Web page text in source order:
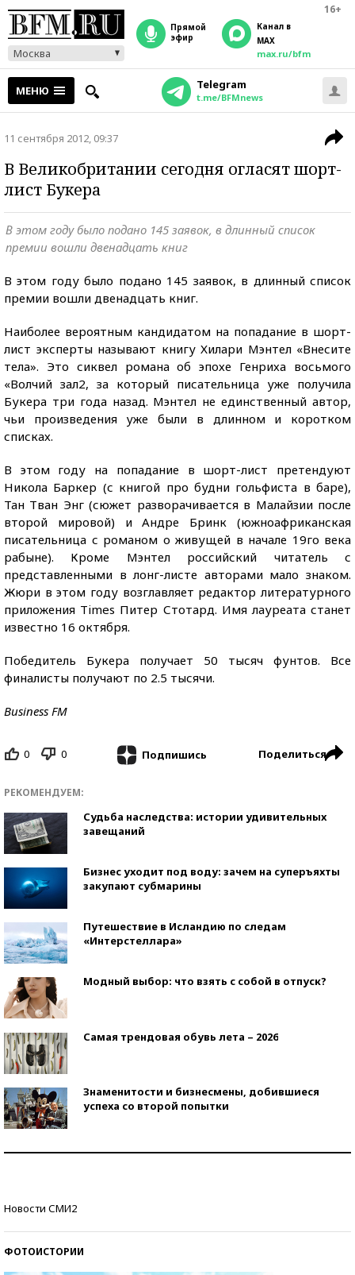
16+
Москва
прямой
эфир
Канал в
MAX
max.ru/bfm
МЕНЮ Telegram
t.me/BFMnews
11 сентября 2012, 09:37
В Великобритании сегодня огласят шорт-
лист Букера
В этом году было подано 145 заявок, в длинный список
премии вошли двенадцать книг
В этом году было подано 145 заявок, в длинный список
премии вошли двенадцать книг.
Наиболее вероятным кандидатом на попадание в шорт-
лист эксперты называют книгу Хилари Мэнтел «Внесите
тела». Это сиквел романа об эпохе Генриха восьмого
«Волчий зал2, за который писательница уже получила
Букера три года назад. Мэнтел не единственный автор,
чьи произведения уже были в длинном и коротком
списках.
В этом году на попадание в шорт-лист претендуют
Никола Баркер (с книгой про будни гольфиста в баре),
Тан Тван Энг (сюжет разворачивается в Малайзии после
второй мировой) и Андре Бринк (южноафриканская
писательница с романом о живущей в начале 19го века
рабыне). Кроме Мэнтел российский читатель с
представленными в лонг-листе авторами мало знаком.
Жюри в этом году возглавляет редактор литературного
приложения Times Питер Стотард. Имя лауреата станет
известно 16 октября.
Победитель Букера получает 50 тысяч фунтов. Все
финалисты получают по 2.5 тысячи.
Business FM
0 0 Подпишись Поделиться
РЕКОМЕНДУЕМ:
Судьба наследства: истории удивительных
завещаний
Бизнес уходит под воду: зачем на суперъяхты
закупают субмарины
Путешествие в Исландию по следам
«Интерстеллара»
Модный выбор: что взять с собой в отпуск?
Самая трендовая обувь лета – 2026
Знаменитости и бизнесмены, добившиеся
успеха со второй попытки
Новости СМИ2
ФОТОИСТОРИИ